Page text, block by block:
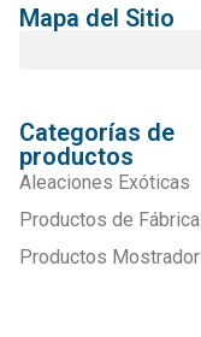
Mapa del Sitio
Categorías de
productos
Aleaciones Exóticas
Productos de Fábrica
Productos Mostrador